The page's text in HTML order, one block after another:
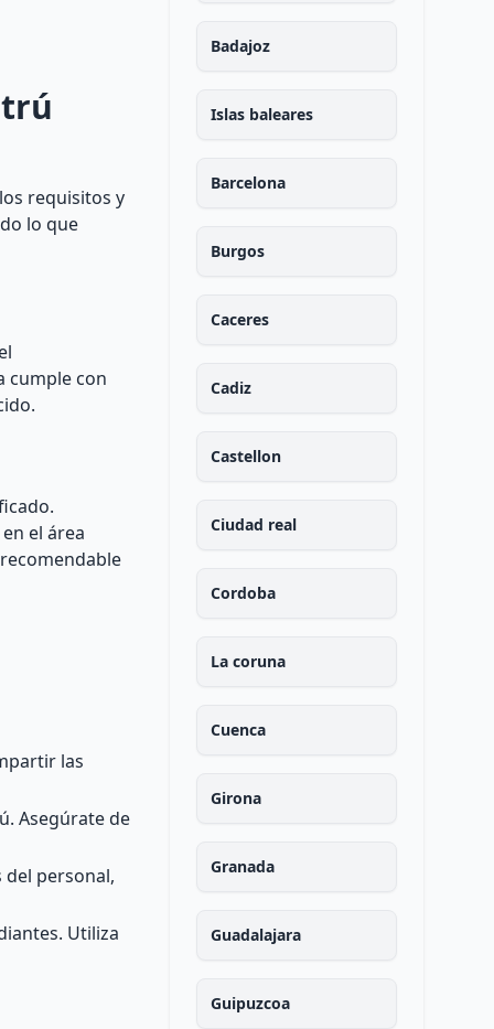
requisitos y
lo que
cumple con
el área
las
Asegúrate de
personal,
Utiliza
Badajoz
Islas baleares
Barcelona
Burgos
Caceres
Cadiz
Castellon
Ciudad real
Cordoba
La coruna
Cuenca
Girona
Granada
Guadalajara
Guipuzcoa